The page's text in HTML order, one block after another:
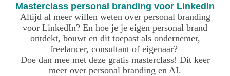
Masterclass personal branding voor LinkedIn
Altijd al meer willen weten over personal branding
voor LinkedIn? En hoe je je eigen personal brand
ontdekt, bouwt en dit toepast als ondernemer,
freelancer, consultant of eigenaar?
Doe dan mee met deze gratis masterclass! Dit keer
meer over personal branding en AI.